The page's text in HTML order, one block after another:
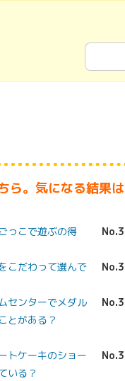
ら。気になる結果
っこで遊ぶの得
こだわって選んで
センターでメダル
とがある？
トケーキのショー
いる？